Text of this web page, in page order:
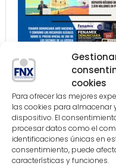
cookies
Para ofrecer las mejores
las cookies para almacenar
dispositivo. El
procesar datos como el
identificaciones únicas en
consentimiento, puede
características y funciones.
Nuestra Apuesta 178
agosto 03, 2026